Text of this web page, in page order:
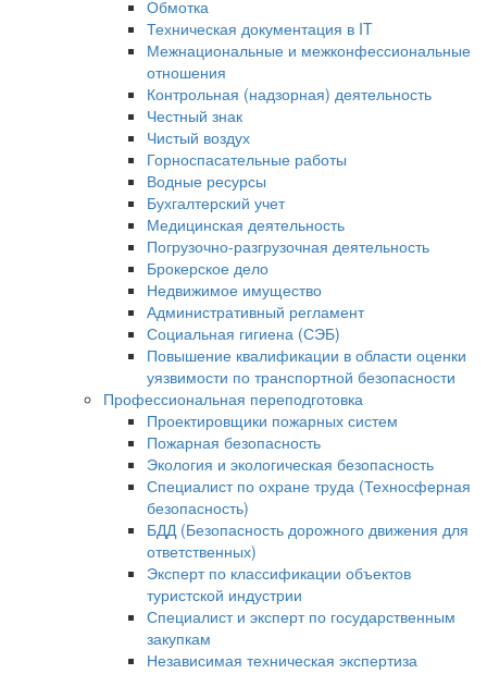
Обмотка
Техническая документация в IT
Межнациональные и межконфессиональные
отношения
Контрольная (надзорная) деятельность
Честный знак
Чистый воздух
Горноспасательные работы
Водные ресурсы
Бухгалтерский учет
Медицинская деятельность
Погрузочно-разгрузочная деятельность
Брокерское дело
Недвижимое имущество
Административный регламент
Социальная гигиена (СЭБ)
Повышение квалификации в области оценки
уязвимости по транспортной безопасности
Профессиональная переподготовка
Проектировщики пожарных систем
Пожарная безопасность
Экология и экологическая безопасность
Специалист по охране труда (Техносферная
безопасность)
БДД (Безопасность дорожного движения для
ответственных)
Эксперт по классификации объектов
туристской индустрии
Специалист и эксперт по государственным
закупкам
Независимая техническая экспертиза